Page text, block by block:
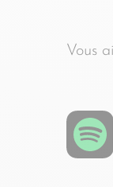
Vous